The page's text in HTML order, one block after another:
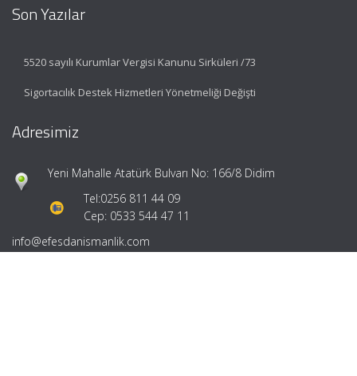
Son Yazılar
5520 sayılı Kurumlar Vergisi Kanunu Sirküleri /73
Sigortacılık Destek Hizmetleri Yönetmeliği Değişti
Adresimiz
Yeni Mahalle Atatürk Bulvarı No: 166/8 Didim
Tel:0256 811 44 09
Cep: 0533 544 47 11
info@efesdanismanlik.com